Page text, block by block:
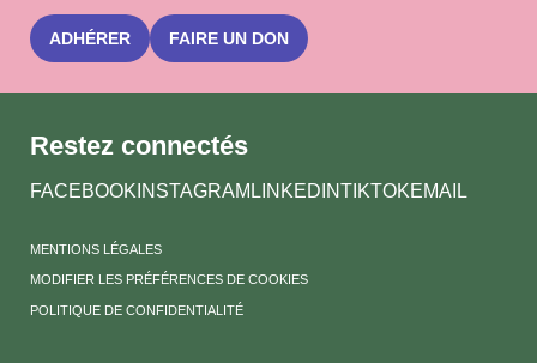
ADHÉRER FAIRE UN DON
Restez connectés
FACEBOOK INSTAGRAM LINKEDINTIKTOKEMAIL
MENTIONS LÉGALES
MODIFIER LES PRÉFÉRENCES DE COOKIES
POLITIQUE DE CONFIDENTIALITÉ